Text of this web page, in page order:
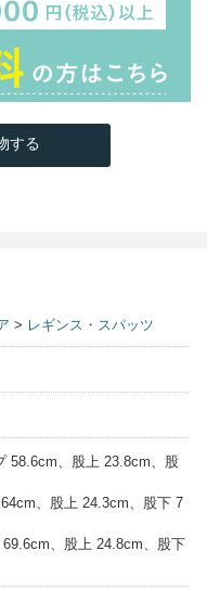
する
> レギンス・スパッツ
58.6cm、股上 23.8cm、股
、股上 24.3cm、股下 7
69.6cm、股上 24.8cm、股下